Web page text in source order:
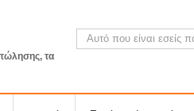
πώλησης, τα